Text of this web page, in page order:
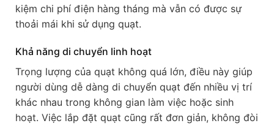
kiệm chi phí điện hàng tháng mà vẫn có được sự
thoải mái khi sử dụng quạt.
Khả năng di chuyển linh hoạt
Trọng lượng của quạt không quá lớn, điều này giúp
người dùng dễ dàng di chuyển quạt đến nhiều vị trí
khác nhau trong không gian làm việc hoặc sinh
hoạt. Việc lắp đặt quạt cũng rất đơn giản, không đòi